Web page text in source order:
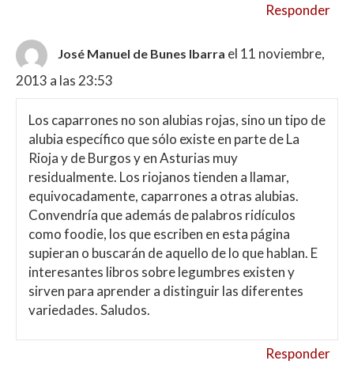
Responder
José Manuel de Bunes Ibarra el 11 noviembre,
2013 a las 23:53
Los caparrones no son alubias rojas, sino un tipo de
alubia específico que sólo existe en parte de La
Rioja y de Burgos y en Asturias muy
residualmente. Los riojanos tienden a llamar,
equivocadamente, caparrones a otras alubias.
Convendría que además de palabros ridículos
como foodie, los que escriben en esta página
supieran o buscarán de aquello de lo que hablan. E
interesantes libros sobre legumbres existen y
sirven para aprender a distinguir las diferentes
variedades. Saludos.
Responder